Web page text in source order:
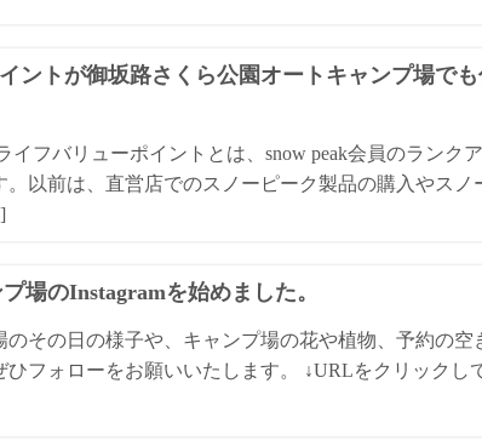
ントが御坂路さくら公園オートキャンプ場で
イフバリューポイントとは、snow peak会員のランク
以前は、直営店でのスノーピーク製品の購入やスノ
場のInstagramを始めました。
その日の様子や、キャンプ場の花や植物、予約の空
フォローをお願いいたします。 ↓URLをクリックし